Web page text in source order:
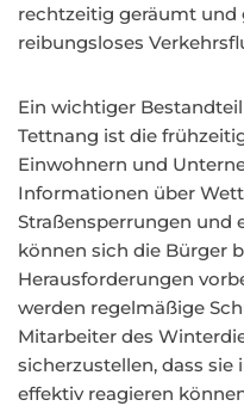
rechtzeitig geräumt und
reibungsloses
Ein wichtiger
Tettnang ist die
Einwohnern und
Informationen über
Straßensperrungen und
können sich die Bürger
Herausforderungen
werden regelmäßige
Mitarbeiter des
sicherzustellen, dass
effektiv reagieren